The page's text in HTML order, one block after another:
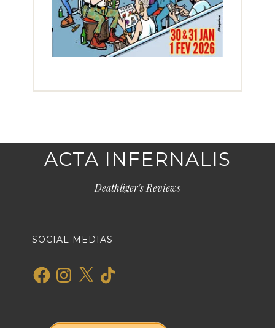
ACTA INFERNALIS
Deathliger's Reviews
SOCIAL MEDIAS
FacebookInstagram
X TikTok